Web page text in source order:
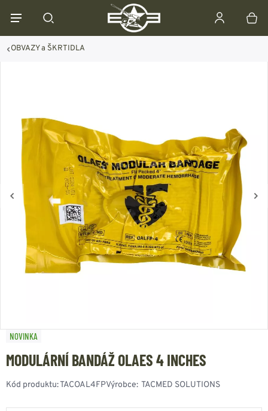
OBVAZY a ŠKRTIDLA
NOVINKA
MODULÁRNÍ BANDÁŽ OLAES 4 INCHES
Kód produktu:TACOAL4FPVýrobce: TACMED SOLUTIONS